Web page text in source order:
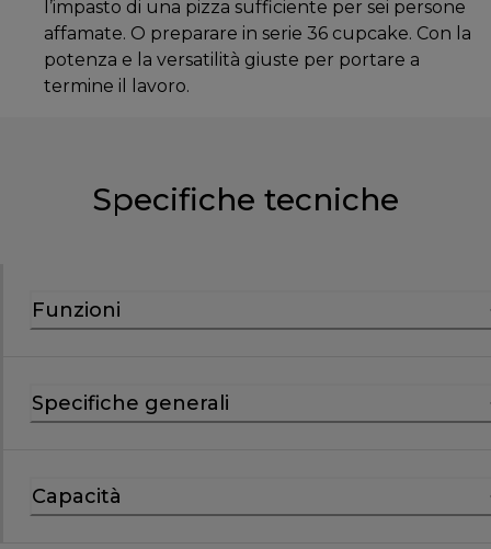
l’impasto di una pizza sufficiente per sei persone
affamate. O preparare in serie 36 cupcake. Con la
potenza e la versatilità giuste per portare a
termine il lavoro.
Specifiche tecniche
Funzioni
Specifiche generali
Capacità